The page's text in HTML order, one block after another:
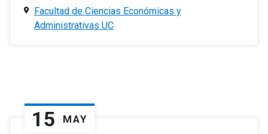
Facultad de Ciencias Económicas y
Administrativas UC
15 MAY